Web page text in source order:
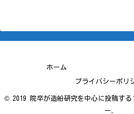
ホーム
プライバシーポリ
© 2019 院卒が造船研究を中心に投稿する
ー.